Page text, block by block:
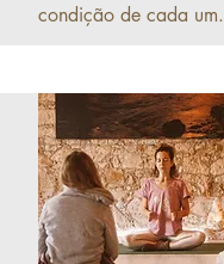
condição de cada um.